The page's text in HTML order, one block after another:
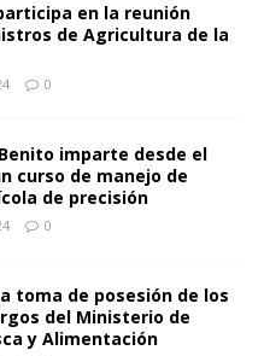
en la reunión
de Agricultura de la
0
Benito imparte desde el
curso de manejo de
de precisión
0
toma de posesión de los
del Ministerio de
y Alimentación